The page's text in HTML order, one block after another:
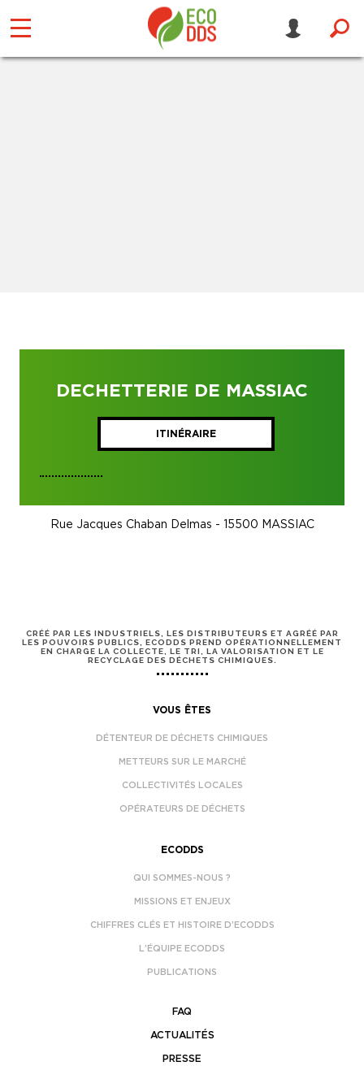
DECHETTERIE DE MASSIAC
ITINÉRAIRE
Rue Jacques Chaban Delmas - 15500 MASSIAC
CRÉÉ PAR LES INDUSTRIELS, LES DISTRIBUTEURS ET AGRÉÉ PAR
LES POUVOIRS PUBLICS, ECODDS PREND OPÉRATIONNELLEMENT
EN CHARGE LA COLLECTE, LE TRI, LA VALORISATION ET LE
RECYCLAGE DES DÉCHETS CHIMIQUES.
VOUS ÊTES
DÉTENTEUR DE DÉCHETS CHIMIQUES
METTEURS SUR LE MARCHÉ
COLLECTIVITÉS LOCALES
OPÉRATEURS DE DÉCHETS
ECODDS
QUI SOMMES-NOUS ?
MISSIONS ET ENJEUX
CHIFFRES CLÉS ET HISTOIRE D’ECODDS
L’ÉQUIPE ECODDS
PUBLICATIONS
FAQ
ACTUALITÉS
PRESSE